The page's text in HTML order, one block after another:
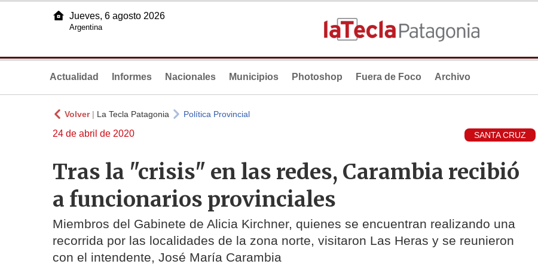
Jueves, 6 agosto 2026
Argentina
Actualidad Informes Nacionales Municipios Photoshop Fuera de Foco Archivo
Volver| La Tecla Patagonia Política Provincial
24 de abril de 2020 SANTA CRUZ
Tras la "crisis" en las redes, Carambia recibió
a funcionarios provinciales
Miembros del Gabinete de Alicia Kirchner, quienes se encuentran realizando una
recorrida por las localidades de la zona norte, visitaron Las Heras y se reunieron
con el intendente, José María Carambia